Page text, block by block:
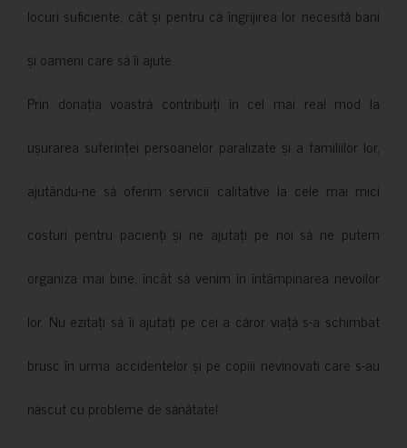
locuri suficiente, cât și pentru că îngrijirea lor necesită bani
și oameni care să îi ajute.
Prin donația voastră contribuiți în cel mai real mod la
ușurarea suferinței persoanelor paralizate și a familiilor lor,
ajutându-ne să oferim servicii calitative la cele mai mici
costuri pentru pacienți și ne ajutați pe noi să ne putem
organiza mai bine, încât să venim în întâmpinarea nevoilor
lor. Nu ezitați să îi ajutați pe cei a căror viață s-a schimbat
brusc în urma accidentelor și pe copiii nevinovati care s-au
născut cu probleme de sănătate!